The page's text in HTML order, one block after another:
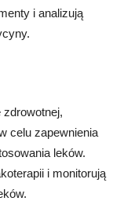
i analizują
zdrowotnej,
celu zapewnienia
leków.
i monitorują